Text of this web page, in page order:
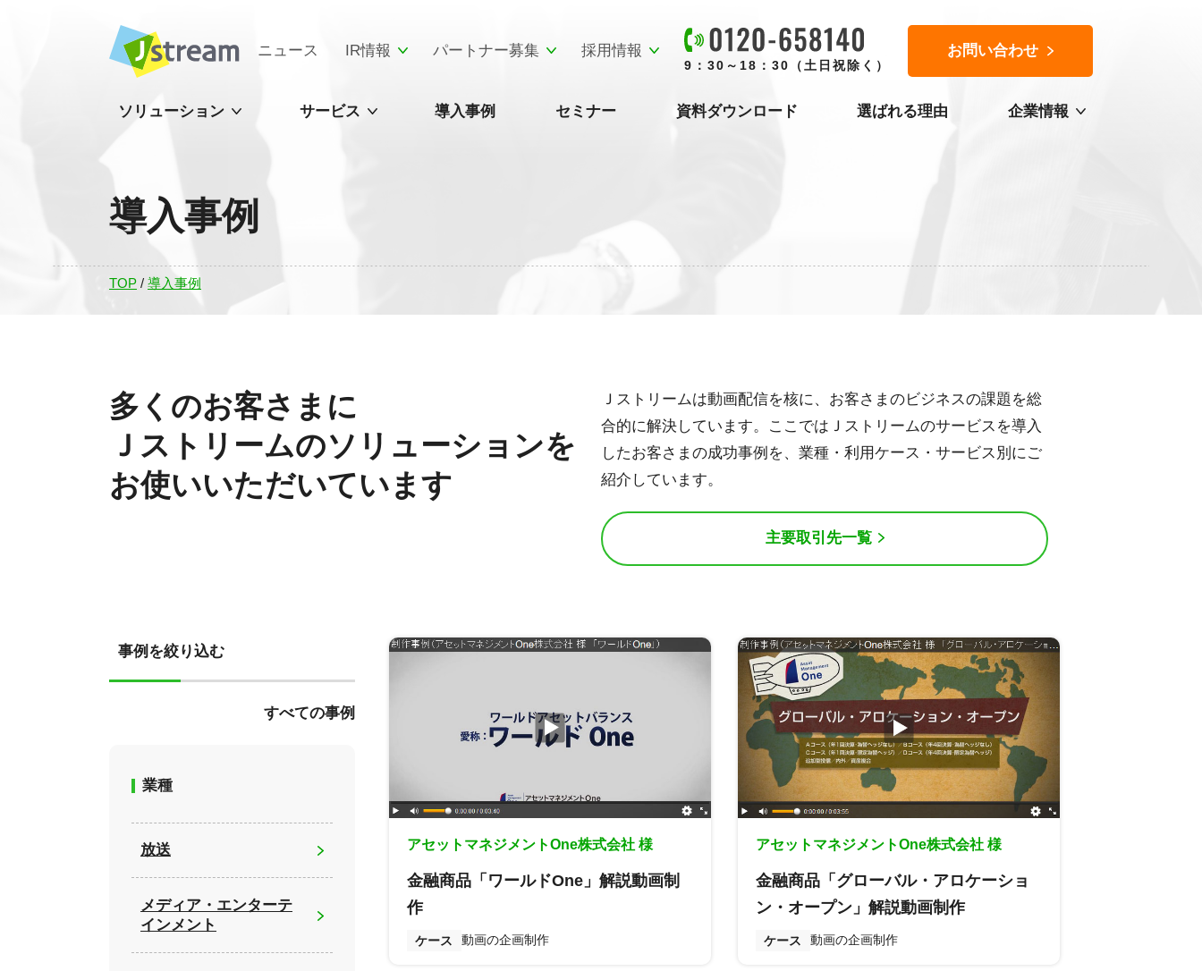
ニュース IR情報 パートナー募集 採用情報
9：30～18：30（土日祝除く）
お問い合わせ
ソリューション サービス 導入事例 セミナー 資料ダウンロード 選ばれる理由 企業情報
導入事例
TOP / 導入事例
多くのお客さまに
Ｊストリームのソリューションを
お使いいただいています
Ｊストリームは動画配信を核に、お客さまのビジネスの課題を総
合的に解決しています。ここではＪストリームのサービスを導入
したお客さまの成功事例を、業種・利用ケース・サービス別にご
紹介しています。
主要取引先一覧
事例を絞り込む
すべての事例
業種
放送
メディア・エンターテ
インメント
アセットマネジメントOne株式会社 様
金融商品「ワールドOne」解説動画制
作
ケース 動画の企画制作
アセットマネジメントOne株式会社 様
金融商品「グローバル・アロケーショ
ン・オープン」解説動画制作
ケース 動画の企画制作